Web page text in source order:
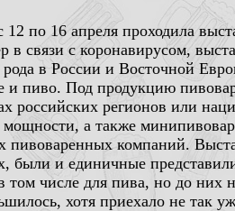
по 16 апреля проходила
в связи с коронавирусом,
рода в России и Восточной
и пиво. Под продукцию
российских регионов или
мощности, а также
пивоваренных компаний.
были и единичные
том числе для пива, но до
хотя приехало не так